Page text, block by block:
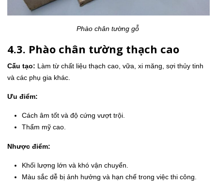
Phào chân tường gỗ
4.3. Phào chân tường thạch cao
Cấu tạo: Làm từ chất liệu thạch cao, vữa, xi măng, sợi thủy tinh
và các phụ gia khác.
Ưu điểm:
Cách âm tốt và độ cứng vượt trội.
Thẩm mỹ cao.
Nhược điểm:
Khối lượng lớn và khó vận chuyển.
Màu sắc dễ bị ảnh hưởng và hạn chế trong việc thi công.